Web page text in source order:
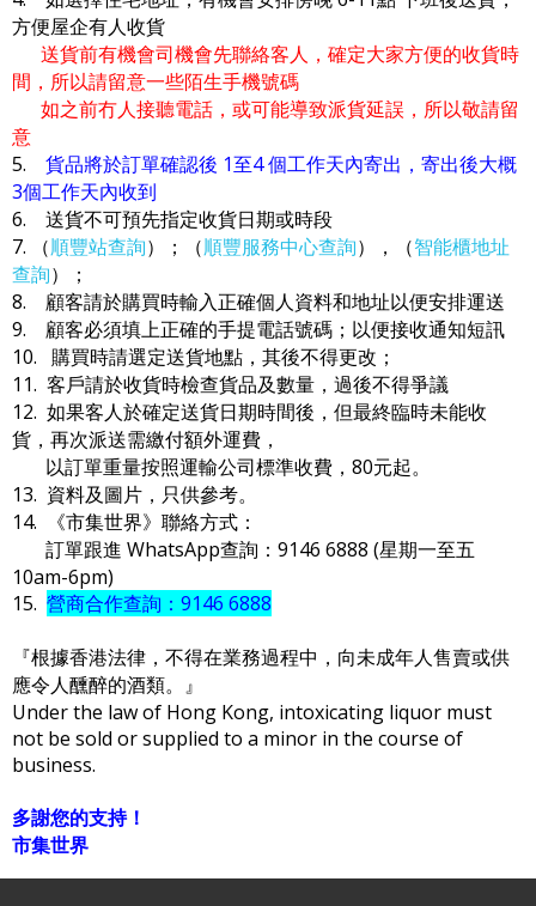
方便屋企有人收貨
送貨前有機會司機會先聯絡客人，確定大家方便的收貨時
間，所以請留意一些陌生手機號碼
如之前冇人接聽電話，或可能導致派貨延誤，所以敬請留
意
5. 貨品將於訂單確認後 1至4 個工作天內寄出，寄出後大概
3個工作天內收到
6. 送貨不可預先指定收貨日期或時段
7. （順豐站查詢）；（順豐服務中心查詢），（智能櫃地址
查詢）；
8. 顧客請於購買時輸入正確個人資料和地址以便安排運送
9. 顧客必須填上正確的手提電話號碼；以便接收通知短訊
10. 購買時請選定送貨地點，其後不得更改；
11. 客戶請於收貨時檢查貨品及數量，過後不得爭議
12. 如果客人於確定送貨日期時間後，但最終臨時未能收
貨，再次派送需繳付額外運費，
以訂單重量按照運輸公司標準收費，80元起。
13. 資料及圖片，只供參考。
14. 《市集世界》聯絡方式：
訂單跟進 WhatsApp查詢：9146 6888 (星期一至五
10am-6pm)
15. 營商合作查詢：9146 6888
『根據香港法律，不得在業務過程中，向未成年人售賣或供
應令人醺醉的酒類。』
Under the law of Hong Kong, intoxicating liquor must
not be sold or supplied to a minor in the course of
business.
多謝您的支持！
市集世界